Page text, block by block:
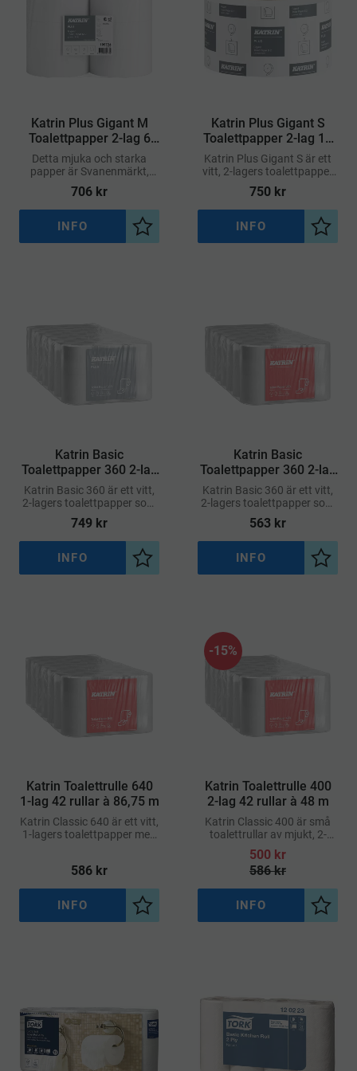
​Katrin Plus Gigant M
Toalettpapper 2-lag 6
rullar à 310 m
Detta mjuka och starka
papper är Svanenmärkt,
tillverkat av högkvalitativ
nyfiber, och snabbt
nedbrytbart i vatten – vilket
gör det säkert att spola
706 kr
Lägg till i önskelista
INFO
​Katrin Plus Gigant S
Toalettpapper 2-lag 12
rullar à 160 m
Katrin Plus Gigant S är ett
vitt, 2-lagers toalettpapper
av högsta kvalitet, utformat
för miljöer med hög
besöksfrekvens
750 kr
Lägg
INFO
​Katrin Basic
Toalettpapper 360 2-lag
42 rullar à 50,4 m
Katrin Basic 360 är ett vitt,
2-lagers toalettpapper som
kombinerar prisvärdhet och
funktion
749 kr
Lägg till i önskelista
INFO
Katrin Basic
Toalettpapper 360 2-lag
42 rullar à 50,4 m
Katrin Basic 360 är ett vitt,
2-lagers toalettpapper som
kombinerar prisvärdhet och
funktion
563 kr
Lägg
INFO
​Katrin Toalettrulle 640
1-lag 42 rullar à 86,75 m
Katrin Classic 640 är ett vitt,
1-lagers toalettpapper med
586 kr
Lägg till i önskelista
INFO
​Katrin Toalettrulle 400
2‑lag 42 rullar à 48 m
Katrin Classic 400 är små
toalettrullar av mjukt, 2-
lagers vitt papper med god
absorberingsförmåga och
komfort
500 kr
586kr
15%
Lägg
INFO